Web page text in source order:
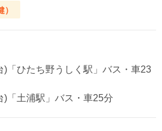
)「ひたち野うしく駅」バス・車23
)「土浦駅」バス・車25分